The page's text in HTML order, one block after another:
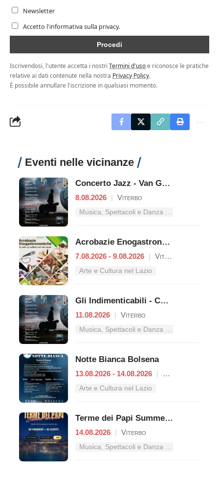
Newsletter
Accetto l'informativa sulla privacy.
Iscrivendosi, l'utente accetta i nostri Termini d'usoe riconosce le pratiche
relative ai dati contenute nella nostra Privacy Policy.
È possibile annullare l'iscrizione in qualsiasi momento.
Eventi nelle vicinanze
Concerto Jazz - Van Gogh
8.08.2026 | Viterbo
Acrobazie Enogastronomiche
7.08.2026 - 9.08.2026 | Viterbo
Arte e Cultura nel Lazio
Gli Indimenticabili - Concerto pop
11.08.2026 | Viterbo
Notte Bianca Bolsena
13.08.2026 - 14.08.2026 |
Arte e Cultura nel Lazio
Terme dei Papi Summer Live Show
14.08.2026 | Viterbo